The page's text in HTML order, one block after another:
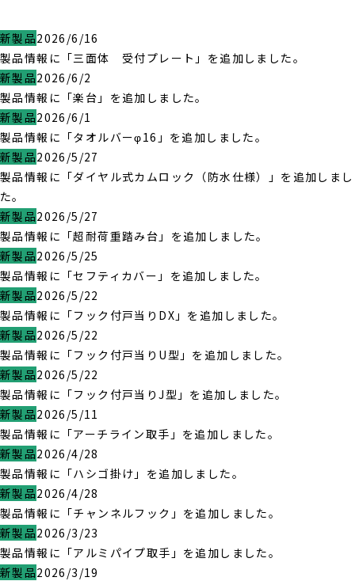
新製品2026/6/16
製品情報に「三面体 受付プレート」を追加しました。
新製品2026/6/2
製品情報に「楽台」を追加しました。
新製品2026/6/1
製品情報に「タオルバーφ16」を追加しました。
新製品2026/5/27
製品情報に「ダイヤル式カムロック（防水仕様）」を追加しまし
た。
新製品2026/5/27
製品情報に「超耐荷重踏み台」を追加しました。
新製品2026/5/25
製品情報に「セフティカバー」を追加しました。
新製品2026/5/22
製品情報に「フック付戸当りDX」を追加しました。
新製品2026/5/22
製品情報に「フック付戸当りU型」を追加しました。
新製品2026/5/22
製品情報に「フック付戸当りJ型」を追加しました。
新製品2026/5/11
製品情報に「アーチライン取手」を追加しました。
新製品2026/4/28
製品情報に「ハシゴ掛け」を追加しました。
新製品2026/4/28
製品情報に「チャンネルフック」を追加しました。
新製品2026/3/23
製品情報に「アルミパイプ取手」を追加しました。
新製品2026/3/19